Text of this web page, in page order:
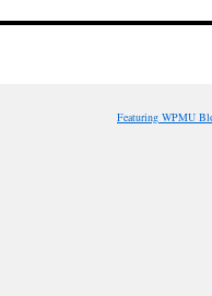
Featuring WPMU